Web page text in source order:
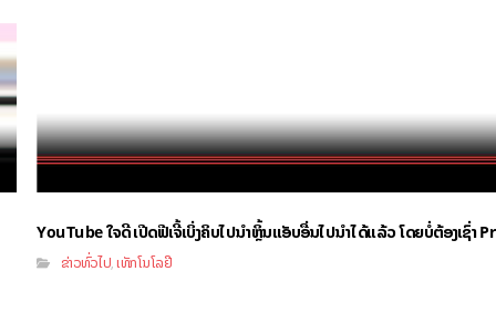
YouTube ໃຈດີ ເປີດຟີເຈີ້ເບິ່ງຄິບໄປນຳຫຼິ້ນແອັບອື່ນໄປນຳໄດ້ແລ້ວ ໂດຍບໍ່ຕ້ອງເຊົ່າ
ຂ່າວທົ່ວໄປ ,ເທັກໂນໂລຢີ